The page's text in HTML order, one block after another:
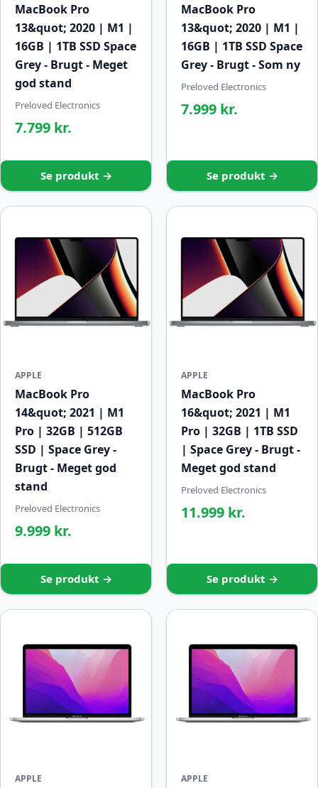
MacBook Pro
13&quot; 2020 | M1 |
16GB | 1TB SSD Space
Grey - Brugt - Meget
god stand
Preloved Electronics
7.799 kr.
Se produkt →
MacBook Pro
13&quot; 2020 | M1 |
16GB | 1TB SSD Space
Grey - Brugt - Som ny
Preloved Electronics
7.999 kr.
Se produkt →
APPLE
MacBook Pro
14&quot; 2021 | M1
Pro | 32GB | 512GB
SSD | Space Grey -
Brugt - Meget god
stand
Preloved Electronics
9.999 kr.
Se produkt →
APPLE
MacBook Pro
16&quot; 2021 | M1
Pro | 32GB | 1TB SSD
| Space Grey - Brugt -
Meget god stand
Preloved Electronics
11.999 kr.
Se produkt →
APPLE APPLE